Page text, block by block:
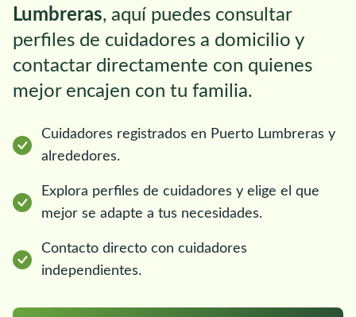
Lumbreras, aquí puedes consultar
perfiles de cuidadores a domicilio y
contactar directamente con quienes
mejor encajen con tu familia.
Cuidadores registrados en Puerto Lumbreras y
alrededores.
Explora perfiles de cuidadores y elige el que
mejor se adapte a tus necesidades.
Contacto directo con cuidadores
independientes.